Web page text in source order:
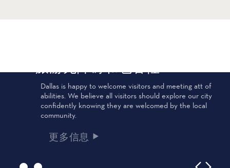
公共交通
达拉斯地区捷运公司（DART）为您提供现代化的公共交通
服务和客户设施，让您在德克萨斯州达拉斯市及周边12个
城市中快速、舒适、经济地出行。我们广泛的网络包括
DART 轻轨、Trinity Railway、DART 轻轨、DART 轻轨、
旅游无障碍和包容性
Dallas is happy to welcome visitors and meeting att of all
abilities. We believe all visitors should explore our city
confidently knowing they are welcomed by the local
community.
更多信息